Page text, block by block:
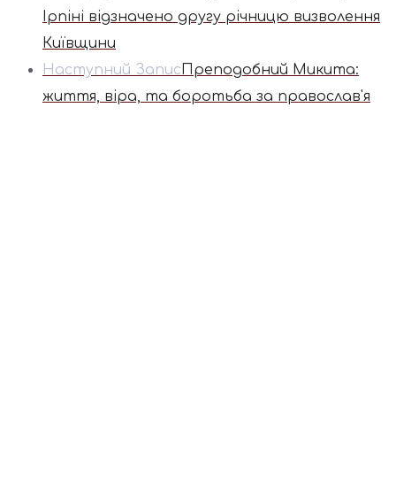
Ірпіні відзначено другу річницю визволення
Київщини
Наступний ЗаписПреподобний Микита:
життя, віра, та боротьба за православ'я